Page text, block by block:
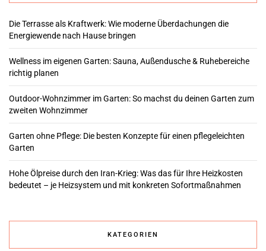
Die Terrasse als Kraftwerk: Wie moderne Überdachungen die
Energiewende nach Hause bringen
Wellness im eigenen Garten: Sauna, Außendusche & Ruhebereiche
richtig planen
Outdoor-Wohnzimmer im Garten: So machst du deinen Garten zum
zweiten Wohnzimmer
Garten ohne Pflege: Die besten Konzepte für einen pflegeleichten
Garten
Hohe Ölpreise durch den Iran-Krieg: Was das für Ihre Heizkosten
bedeutet – je Heizsystem und mit konkreten Sofortmaßnahmen
KATEGORIEN